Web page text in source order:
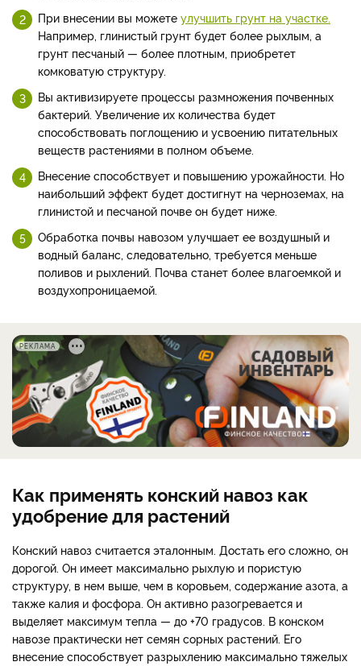
При внесении вы можете улучшить грунт на участке.
Например, глинистый грунт будет более рыхлым, а
грунт песчаный — более плотным, приобретет
комковатую структуру.
Вы активизируете процессы размножения почвенных
бактерий. Увеличение их количества будет
способствовать поглощению и усвоению питательных
веществ растениями в полном объеме.
Внесение способствует и повышению урожайности. Но
наибольший эффект будет достигнут на черноземах, на
глинистой и песчаной почве он будет ниже.
Обработка почвы навозом улучшает ее воздушный и
водный баланс, следовательно, требуется меньше
поливов и рыхлений. Почва станет более влагоемкой и
воздухопроницаемой.
РЕКЛАМА
Как применять конский навоз как
удобрение для растений
Конский навоз считается эталонным. Достать его сложно, он
дорогой. Он имеет максимально рыхлую и пористую
структуру, в нем выше, чем в коровьем, содержание азота, а
также калия и фосфора. Он активно разогревается и
выделяет максимум тепла — до +70 градусов. В конском
навозе практически нет семян сорных растений. Его
внесение способствует разрыхлению максимально тяжелых